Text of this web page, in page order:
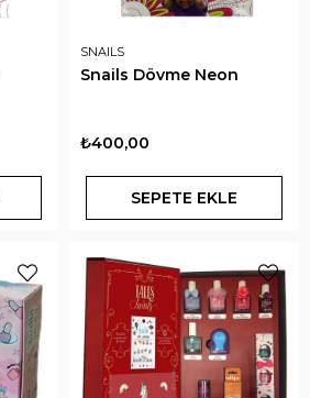
SNAILS
Snails Dövme Neon
₺400,00
SEPETE EKLE